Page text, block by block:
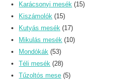
Karácsonyi mesék (15)
Kiszámolók (15)
Kutyás mesék (17)
Mikulás mesék (10)
Mondókák (53)
Téli mesék (28)
Tűzoltós mese (5)